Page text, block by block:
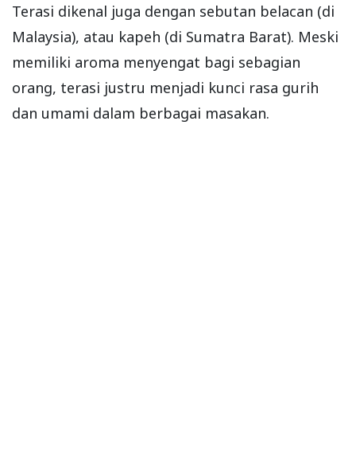
Terasi dikenal juga dengan sebutan belacan (di
Malaysia), atau kapeh (di Sumatra Barat). Meski
memiliki aroma menyengat bagi sebagian
orang, terasi justru menjadi kunci rasa gurih
dan umami dalam berbagai masakan.